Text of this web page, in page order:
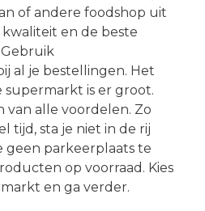
of andere foodshop uit
en de beste
al je bestellingen. Het
supermarkt is er groot.
alle voordelen. Zo
tijd, sta je niet in de rij
geen parkeerplaats te
op voorraad. Kies
en ga verder.